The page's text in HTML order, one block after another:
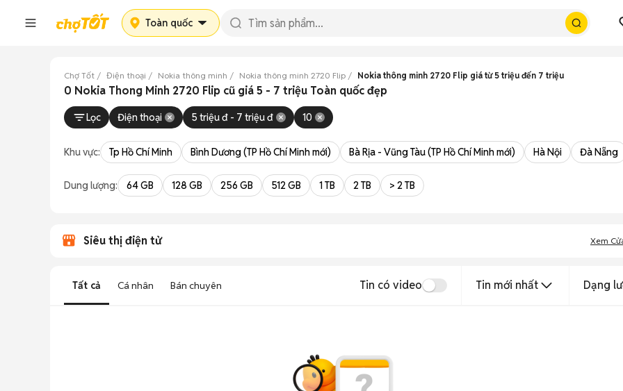
Toàn quốc
Chợ Tốt Điện thoại Nokia thông minh Nokia thông minh 2720 Flip Nokia thông minh 2720 Flip giá từ 5 triệu đến 7 triệu
0 Nokia Thong Minh 2720 Flip cũ giá 5 - 7 triệu Toàn quốc đẹp
Lọc Điện thoại 5 triệu đ - 7 triệu đ 10
Khu vực: Tp Hồ Chí Minh Bình Dương (TP Hồ Chí Minh mới) Bà Rịa - Vũng Tàu (TP Hồ Chí Minh mới) Hà Nội Đà Nẵng
Dung lượng: 64 GB 128 GB 256 GB 512 GB 1 TB 2 TB > 2 TB
Siêu thị điện tử Xem
Tất cả Cá nhân Bán chuyên Tin có video Tin mới nhất Dạng